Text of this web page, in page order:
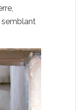
semblant